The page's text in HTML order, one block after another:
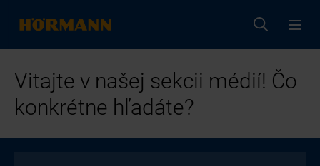
Vitajte v našej sekcii médií! Čo
konkrétne hľadáte?